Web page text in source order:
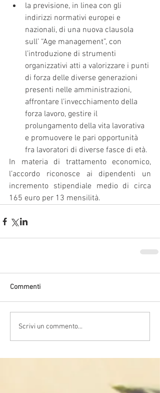
la previsione, in linea con gli
indirizzi normativi europei e
nazionali, di una nuova clausola
sull’ “Age management”, con
l’introduzione di strumenti
organizzativi atti a valorizzare i punti
di forza delle diverse generazioni
presenti nelle amministrazioni,
affrontare l’invecchiamento della
forza lavoro, gestire il
prolungamento della vita lavorativa
e promuovere le pari opportunità
fra lavoratori di diverse fasce di età.
In materia di trattamento economico,
l’accordo riconosce ai dipendenti un
incremento stipendiale medio di circa
165 euro per 13 mensilità.
Commenti
Scrivi un commento...